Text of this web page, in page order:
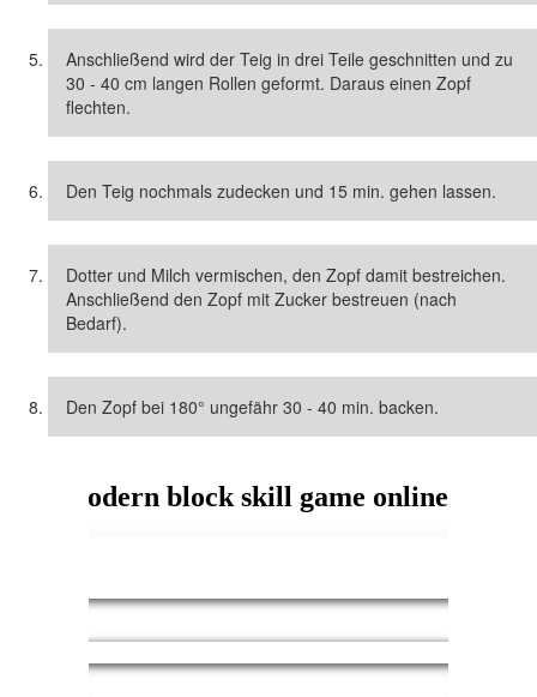
Anschließend wird der Teig in drei Teile geschnitten und zu
30 - 40 cm langen Rollen geformt. Daraus einen Zopf
flechten.
Den Teig nochmals zudecken und 15 min. gehen lassen.
Dotter und Milch vermischen, den Zopf damit bestreichen.
Anschließend den Zopf mit Zucker bestreuen (nach
Bedarf).
Den Zopf bei 180° ungefähr 30 - 40 min. backen.